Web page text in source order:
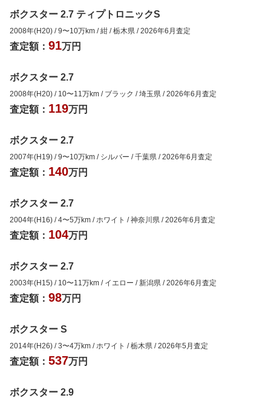
ボクスター 2.7 ティプトロニックS
2008年(H20) /9〜10万km /紺 /栃木県 /2026年6月査定
査定額： 91万円
ボクスター 2.7
2008年(H20) / 10〜11 万km / ブラック /埼玉県 /2026年6月査定
査定額： 119万円
ボクスター 2.7
2007年(H19) /9〜10万km / シルバー /千葉県 /2026年6月査定
査定額： 140万円
ボクスター 2.7
2004年(H16) /4〜5万km / ホワイト /神奈川県 /2026年6月査定
査定額： 104万円
ボクスター 2.7
2003年(H15) / 10〜11 万km / イエロー /新潟県 /2026年6月査定
査定額： 98万円
ボクスター S
2014年(H26) /3〜4万km / ホワイト /栃木県 /2026年5月査定
査定額： 537万円
ボクスター 2.9